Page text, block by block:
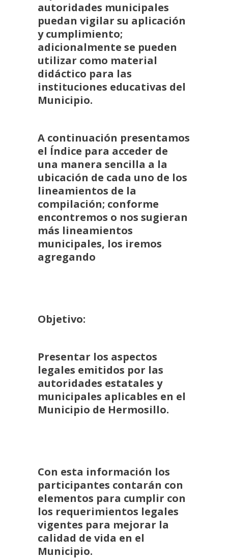
autoridades municipales
puedan vigilar su aplicación
y cumplimiento;
adicionalmente se pueden
utilizar como material
didáctico para las
instituciones educativas del
Municipio.
A continuación presentamos
el Índice para acceder de
una manera sencilla a la
ubicación de cada uno de los
lineamientos de la
compilación; conforme
encontremos o nos sugieran
más lineamientos
municipales, los iremos
agregando
Objetivo:
Presentar los aspectos
legales emitidos por las
autoridades estatales y
municipales aplicables en el
Municipio de Hermosillo.
Con esta información los
participantes contarán con
elementos para cumplir con
los requerimientos legales
vigentes para mejorar la
calidad de vida en el
Municipio.